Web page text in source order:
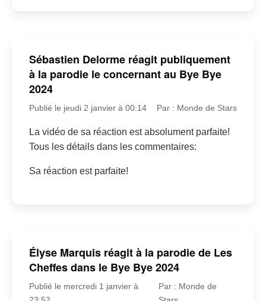
Sébastien Delorme réagit publiquement
à la parodie le concernant au Bye Bye
2024
Publié le jeudi 2 janvier à 00:14 Par : Monde de Stars
La vidéo de sa réaction est absolument parfaite!
Tous les détails dans les commentaires:
Sa réaction est parfaite!
Élyse Marquis réagit à la parodie de Les
Cheffes dans le Bye Bye 2024
Publié le mercredi 1 janvier à
Par : Monde de